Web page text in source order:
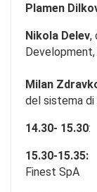
Plamen
Nikola Delev,
Development,
Milan
del sistema di
14.30- 15.30
15.30-15.35:
Finest SpA